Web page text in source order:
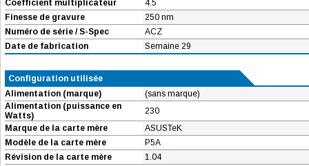
Coefficient multiplicateur
4.5
Finesse de gravure
250 nm
Numéro de série / S-Spec
ACZ
Date de fabrication
Semaine 29
Configuration utilisée
Alimentation (marque)
(sans marque)
Alimentation (puissance en
Watts)
230
Marque de la carte mère
ASUSTeK
Modèle de la carte mère
P5A
Révision de la carte mère
1.04